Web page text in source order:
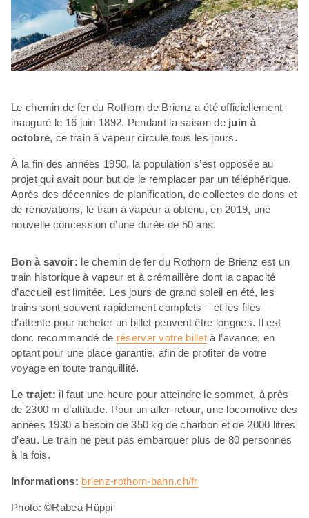
Le chemin de fer du Rothorn de Brienz a été officiellement
inauguré le 16 juin 1892. Pendant la saison de juin à
octobre, ce train à vapeur circule tous les jours.
À la fin des années 1950, la population s’est opposée au
projet qui avait pour but de le remplacer par un téléphérique.
Après des décennies de planification, de collectes de dons et
de rénovations, le train à vapeur a obtenu, en 2019, une
nouvelle concession d’une durée de 50 ans.
Bon à savoir: le chemin de fer du Rothorn de Brienz est un
train historique à vapeur et à crémaillère dont la capacité
d’accueil est limitée. Les jours de grand soleil en été, les
trains sont souvent rapidement complets – et les files
d’attente pour acheter un billet peuvent être longues. Il est
donc recommandé de réserver votre billet à l’avance, en
optant pour une place garantie, afin de profiter de votre
voyage en toute tranquillité.
Le trajet: il faut une heure pour atteindre le sommet, à près
de 2300 m d’altitude. Pour un aller-retour, une locomotive des
années 1930 a besoin de 350 kg de charbon et de 2000 litres
d’eau. Le train ne peut pas embarquer plus de 80 personnes
à la fois.
Informations: brienz-rothorn-bahn.ch/fr
Photo: ©Rabea Hüppi